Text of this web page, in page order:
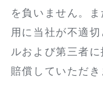
を負いません。
用に当社が不適
ルおよび第三者
賠償していただき